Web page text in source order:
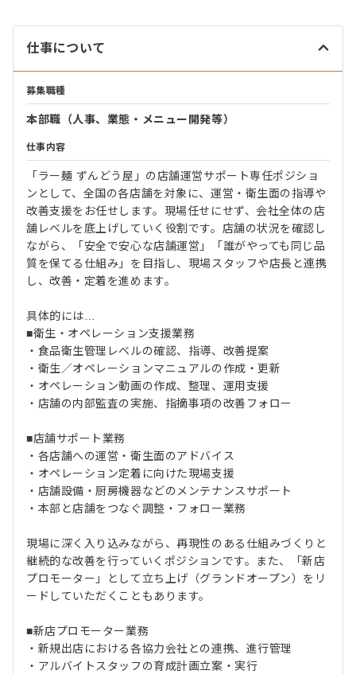
仕事について
募集職種
本部職（人事、業態・メニュー開発等）
仕事内容
「ラー麺 ずんどう屋」の店舗運営サポート専任ポジショ
ンとして、全国の各店舗を対象に、運営・衛生面の指導や
改善支援をお任せします。現場任せにせず、会社全体の店
舗レベルを底上げしていく役割です。店舗の状況を確認し
ながら、「安全で安心な店舗運営」「誰がやっても同じ品
質を保てる仕組み」を目指し、現場スタッフや店長と連携
し、改善・定着を進めます。
具体的には…
■衛生・オペレーション支援業務
・食品衛生管理レベルの確認、指導、改善提案
・衛生／オペレーションマニュアルの作成・更新
・オペレーション動画の作成、整理、運用支援
・店舗の内部監査の実施、指摘事項の改善フォロー
■店舗サポート業務
・各店舗への運営・衛生面のアドバイス
・オペレーション定着に向けた現場支援
・店舗設備・厨房機器などのメンテナンスサポート
・本部と店舗をつなぐ調整・フォロー業務
現場に深く入り込みながら、再現性のある仕組みづくりと
継続的な改善を行っていくポジションです。また、「新店
プロモーター」として立ち上げ（グランドオープン）をリ
ードしていただくこともあります。
■新店プロモーター業務
・新規出店における各協力会社との連携、進行管理
・アルバイトスタッフの育成計画立案・実行